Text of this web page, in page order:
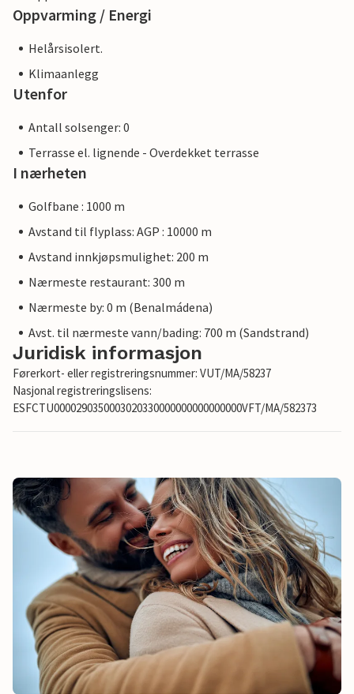
Oppvarming / Energi
Helårsisolert.
Klimaanlegg
Utenfor
Antall solsenger: 0
Terrasse el. lignende - Overdekket terrasse
I nærheten
Golfbane : 1000 m
Avstand til flyplass: AGP : 10000 m
Avstand innkjøpsmulighet: 200 m
Nærmeste restaurant: 300 m
Nærmeste by: 0 m (Benalmádena)
Avst. til nærmeste vann/bading: 700 m (Sandstrand)
Juridisk informasjon
Førerkort- eller registreringsnummer: VUT/MA/58237
Nasjonal registreringslisens:
ESFCTU0000290350003020330000000000000000VFT/MA/582373